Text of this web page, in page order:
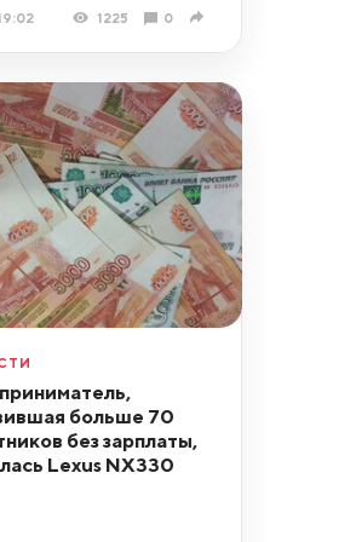
1225 0
больше 70
без зарплаты,
Lexus NX330